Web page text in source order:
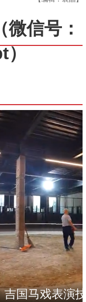
（微信号：
吉国马戏表演